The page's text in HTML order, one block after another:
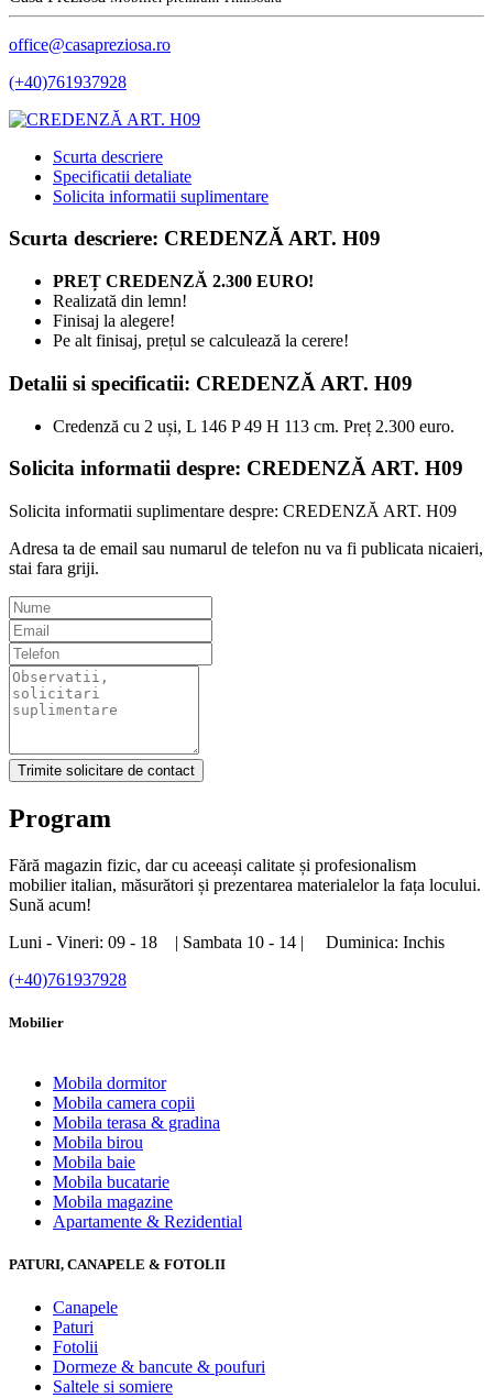
office@casapreziosa.ro
(+40)761937928
Scurta descriere
Specificatii detaliate
Solicita informatii suplimentare
Scurta descriere: CREDENZĂ ART. H09
PREȚ CREDENZĂ 2.300 EURO!
Realizată din lemn!
Finisaj la alegere!
Pe alt finisaj, prețul se calculează la cerere!
Detalii si specificatii: CREDENZĂ ART. H09
Credenză cu 2 uși, L 146 P 49 H 113 cm. Preț 2.300 euro.
Solicita informatii despre: CREDENZĂ ART. H09
Solicita informatii suplimentare despre: CREDENZĂ ART. H09
Adresa ta de email sau numarul de telefon nu va fi publicata nicaieri,
stai fara griji.
Trimite solicitare de contact
Program
Fără magazin fizic, dar cu aceeași calitate și profesionalism
mobilier italian, măsurători și prezentarea materialelor la fața locului.
Sună acum!
Luni - Vineri: 09 - 18 | Sambata 10 - 14 | Duminica: Inchis
(+40)761937928
Mobilier
Mobila dormitor
Mobila camera copii
Mobila terasa & gradina
Mobila birou
Mobila baie
Mobila bucatarie
Mobila magazine
Apartamente & Rezidential
PATURI, CANAPELE & FOTOLII
Canapele
Paturi
Fotolii
Dormeze & bancute & poufuri
Saltele si somiere